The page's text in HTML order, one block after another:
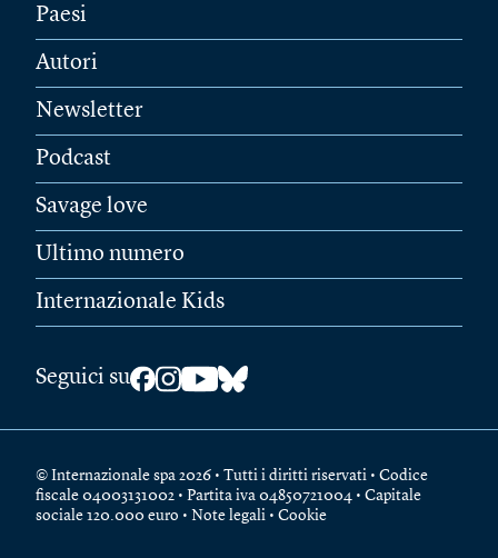
Paesi
Autori
Newsletter
Podcast
Savage love
Ultimo numero
Internazionale Kids
Seguici su
© Internazionale spa 2026 • Tutti i diritti riservati • Codice
fiscale 04003131002 • Partita iva 04850721004 • Capitale
sociale 120.000 euro • Note legali • Cookie